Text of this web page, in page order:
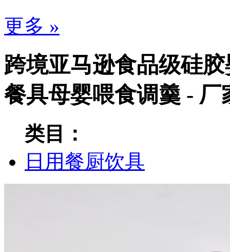
更多 »
跨境亚马逊食品级硅
餐具母婴喂食调羹 - 厂
类目：
日用餐厨饮具